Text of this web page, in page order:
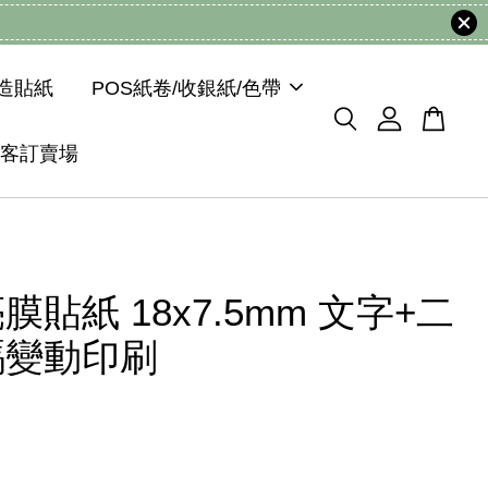
貼紙 POS紙卷/收銀紙/色帶
客訂賣場
貼紙 18x7.5mm 文字+二
動印刷